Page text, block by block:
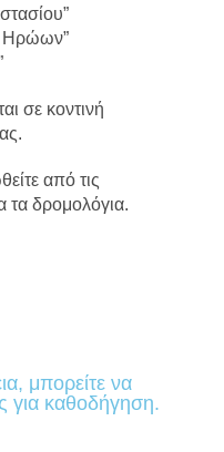
Ηρώων”
σε κοντινή
από τις
τα δρομολόγια.
μπορείτε να
για καθοδήγηση.